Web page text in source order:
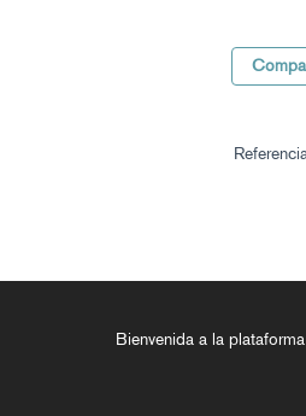
Bienvenida a la